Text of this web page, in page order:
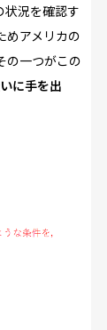
状況を確認す
めアメリカの
の一つがこの
いに手を出